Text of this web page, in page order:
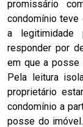
promissário
condomínio teve
a legitimidade
responder por
em que a posse
Pela leitura
proprietário
condomínio a
posse do